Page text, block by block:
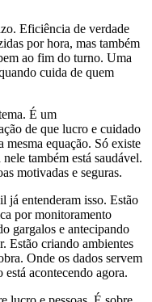
Eficiência de verdade
por hora, mas também
ao fim do turno. Uma
cuida de quem
É um
de que lucro e cuidado
mesma equação. Só existe
também está saudável.
motivadas e seguras.
já entenderam isso. Estão
por monitoramento
gargalos e antecipando
Estão criando ambientes
Onde os dados servem
está acontecendo agora.